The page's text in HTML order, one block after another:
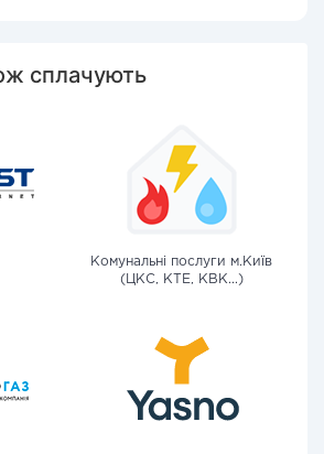
сплачують
Комунальні послуги м.Київ
(ЦКС, КТЕ, КВК...)